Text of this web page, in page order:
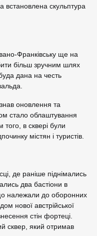
встановлена скульптура
Франківську ще на
більш зручним шлях
дана на честь
оновлення та
стало облаштування
того, в сквері були
містян і туристів.
де раніше піднімались
два бастіони в
належали до оборонних
нової австрійської
стін фортеці.
сквер, який отримав